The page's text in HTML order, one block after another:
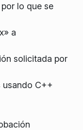
lo que se
a
solicitada por
usando C++